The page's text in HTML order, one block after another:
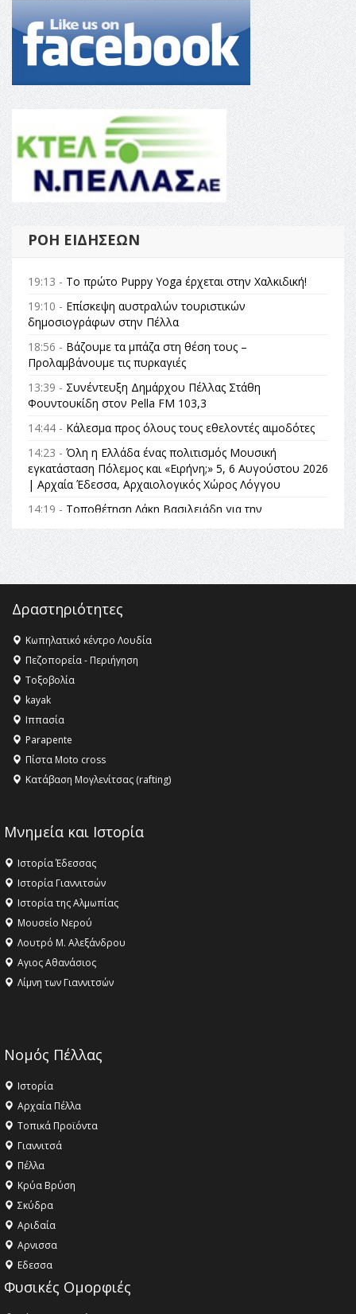
ΡΟΉ ΕΙΔΉΣΕΩΝ
19:13 - Το πρώτο Puppy Yoga έρχεται στην Χαλκιδική!
19:10 - Επίσκεψη αυστραλών τουριστικών
δημοσιογράφων στην Πέλλα
18:56 - Βάζουμε τα μπάζα στη θέση τους –
Προλαμβάνουμε τις πυρκαγιές
13:39 - Συνέντευξη Δημάρχου Πέλλας Στάθη
Φουντουκίδη στον Pella FM 103,3
14:44 - Κάλεσμα προς όλους τους εθελοντές αιμοδότες
14:23 - Όλη η Ελλάδα ένας πολιτισμός Μουσική
εγκατάσταση Πόλεμος και «Ειρήνη;» 5, 6 Αυγούστου 2026
| Αρχαία Έδεσσα, Αρχαιολογικός Χώρος Λόγγου
14:19 - Τοποθέτηση Λάκη Βασιλειάδη για την
Αναθεώρηση του Συντάγματος: «Σε τέτοιες κορυφαίες
θεσμικές διαδικασίες υπάρχει μόνο η ευθύνη απέναντι
στις επόμενες γενιές»
16:35 -Το πρόγραμμα του ΠΑΟΚ στον δεύτερο γύρο του
16:27 - Όλυμπος: Εντάχθηκε στον Κατάλογο Παγκόσμιας
Κληρονομιάς της UNESCO – Ομόφωνη η απόφαση Ο
Όλυμπος αναγνωρίστηκε ως φυσικό και πολιτιστικό
αγαθό εξέχουσας οικουμενικής αξίας για την
ανθρωπότητα
16:18 -
ΣΤΗΝ ΕΔΕΣΣΑ
Δραστηριότητες
Κωπηλατικό κέντρο Λουδία
Πεζοπορεία - Περιήγηση
Τοξοβολία
kayak
Ιππασία
Parapente
Πίστα Moto cross
Κατάβαση Μογλενίτσας (rafting)
Μνημεία και Ιστορία
Ιστορία Έδεσσας
Ιστορία Γιαννιτσών
Ιστορία της Αλμωπίας
Μουσείο Νερού
Λουτρό Μ. Αλεξάνδρου
Αγιος Αθανάσιος
Λίμνη των Γιαννιτσών
Νομός Πέλλας
Ιστορία
Αρχαία Πέλλα
Τοπικά Προϊόντα
Γιαννιτσά
Πέλλα
Κρύα Βρύση
Σκύδρα
Αριδαία
Aρνισσα
Eδεσσα
Φυσικές Ομορφιές